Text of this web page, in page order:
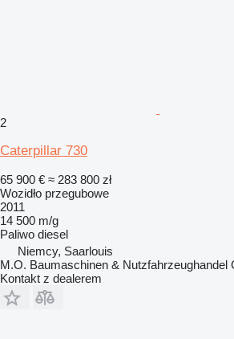
2
Caterpillar 730
65 900 € ≈ 283 800 zł
Wozidło przegubowe
2011
14 500 m/g
Paliwo diesel
Niemcy, Saarlouis
M.O. Baumaschinen & Nutzfahrzeughandel
Kontakt z dealerem